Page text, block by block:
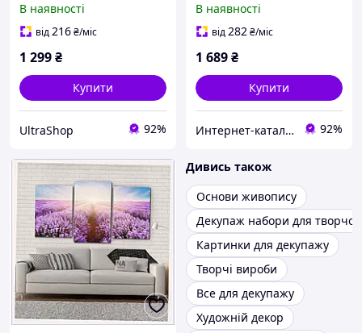
650C2380PX
В наявності
від216₴/міс
1 299₴
Купити
UltraShop 92%
X8T82819H0
В наявності
від282₴/міс
1 689₴
Купити
Интернет-кат​ал​ог ски​​д​​​​ок "1000" 92%
Дивись також
Основи живопису
Декупаж набори для
Картинки для декупажу
Творчі вироби
Все для декупажу
Художній декор